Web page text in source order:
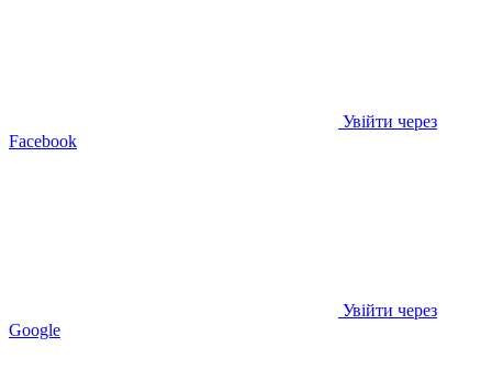
Увійти через
Facebook
Увійти через
Google